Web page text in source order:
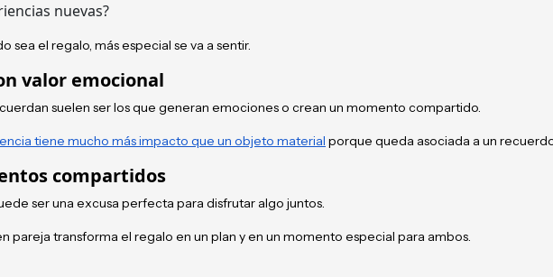
nuevas?
sea el regalo, más especial se va a sentir.
valor emocional
suelen ser los que generan emociones o crean un momento compartido.
tiene mucho más impacto que un objeto material porque queda asociada a un
compartidos
ser una excusa perfecta para disfrutar algo juntos.
pareja transforma el regalo en un plan y en un momento especial para ambos.